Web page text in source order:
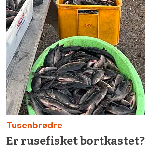
Tusenbrødre
Er rusefisket bortkastet?